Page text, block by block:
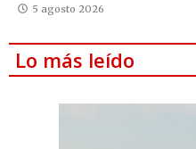
5 agosto 2026
Lo más leído